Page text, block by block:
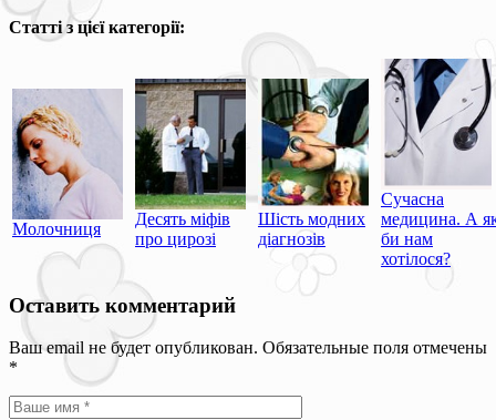
Статті з цієї категорії:
Молочниця
Десять міфів
про цирозі
Шість модних
діагнозів
Сучасна
медицина. А
би нам
хотілося?
Оставить комментарий
Ваш email не будет опубликован. Обязательные поля отмечены
*